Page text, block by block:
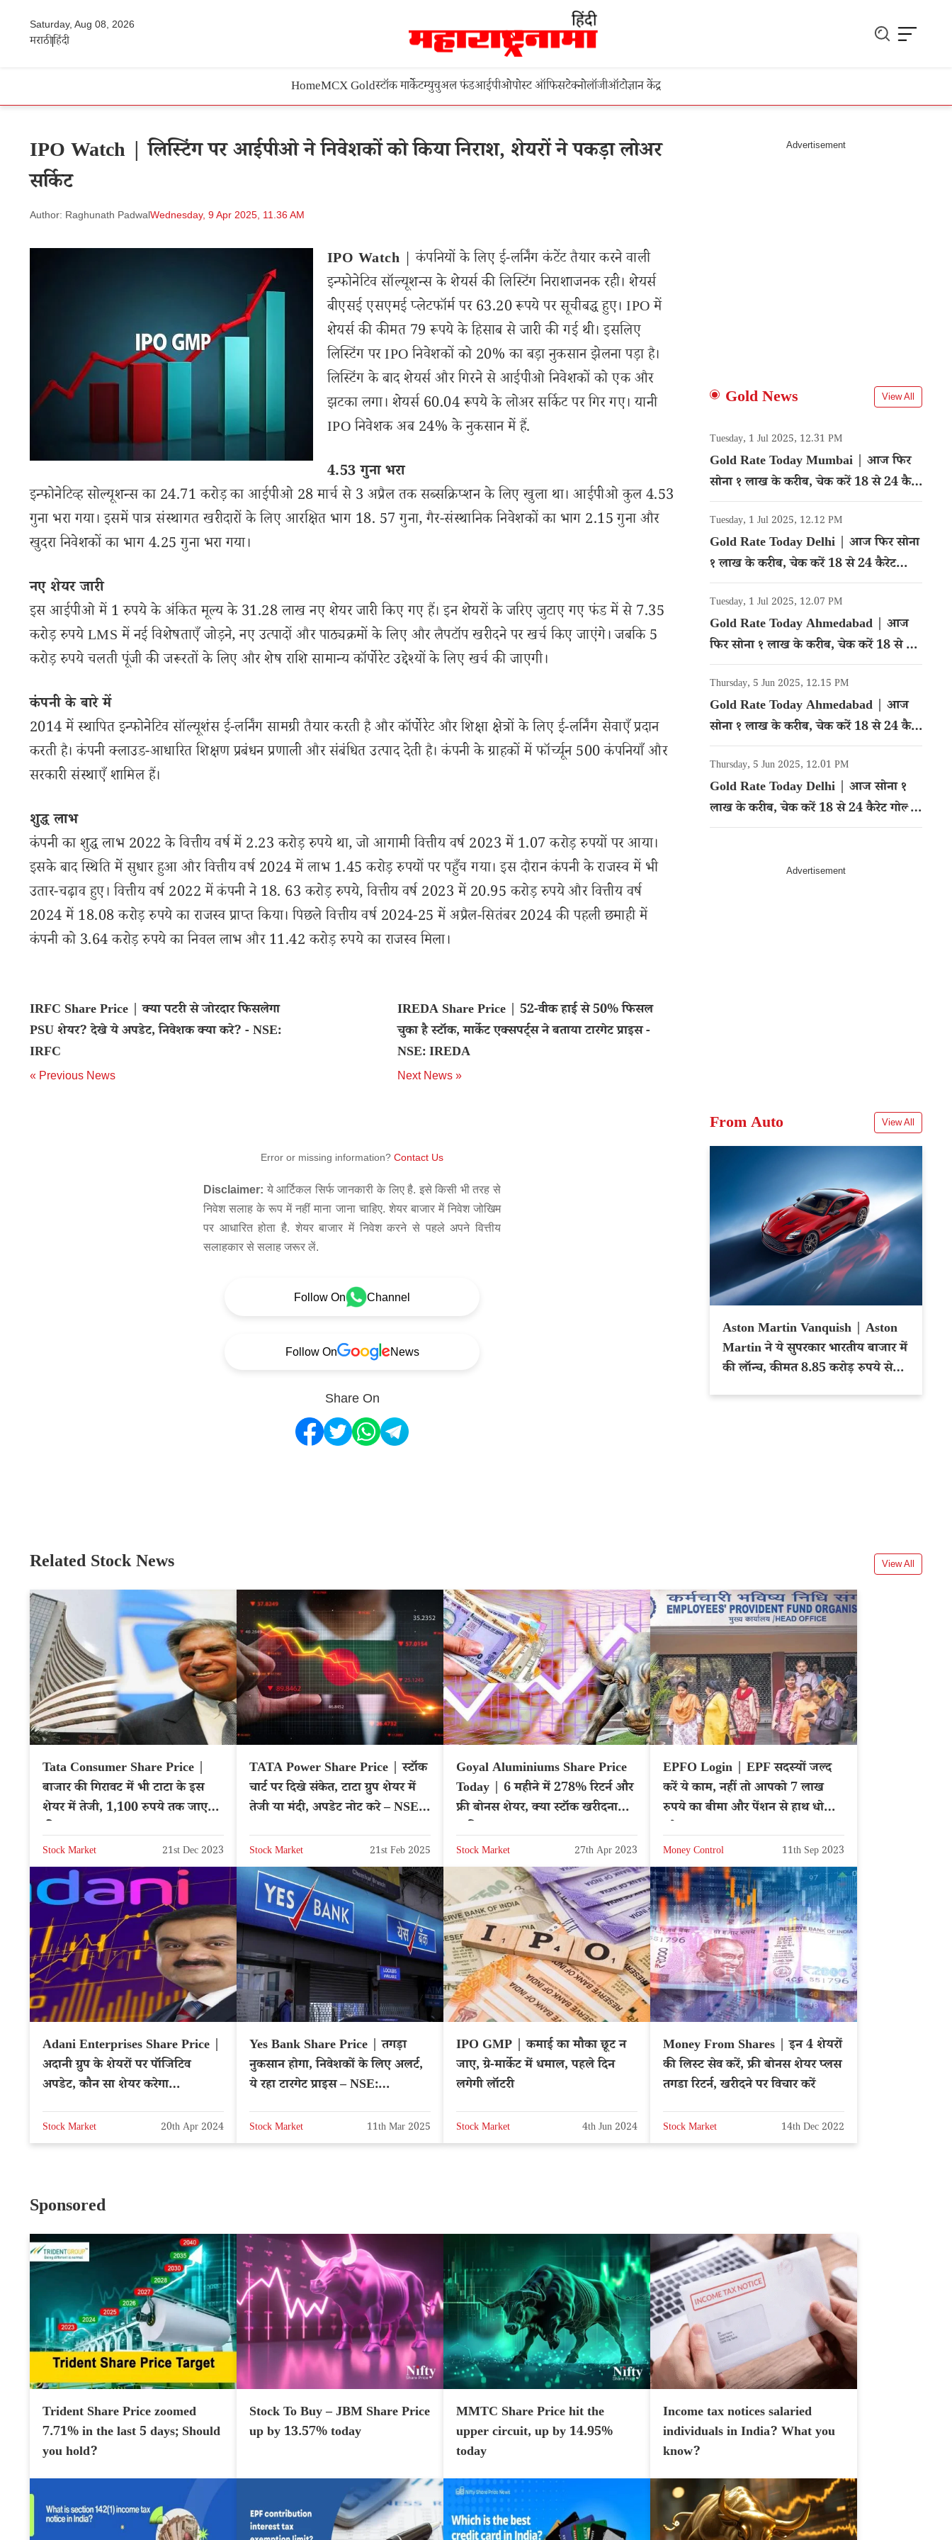
Saturday, Aug 08, 2026
मराठीहिंदी
HomeMCX Goldस्टॉक मार्केटम्युचुअल फंडआईपीओपोस्ट ऑफिसटेक्नोलॉजीऑटोज्ञान केंद्र
IPO Watch | लिस्टिंग पर आईपीओ ने निवेशकों को किया निराश, शेयरों ने पकड़ा लोअर
सर्किट
Author: Raghunath PadwalWednesday, 9 Apr 2025, 11.36 AM
IPO Watch | कंपनियों के लिए ई-लर्निंग कंटेंट तैयार करने वाली
इन्फोनेटिव सॉल्यूशन्स के शेयर्स की लिस्टिंग निराशाजनक रही। शेयर्स
बीएसई एसएमई प्लेटफॉर्म पर 63.20 रूपये पर सूचीबद्ध हुए। IPO में
शेयर्स की कीमत 79 रूपये के हिसाब से जारी की गई थी। इसलिए
लिस्टिंग पर IPO निवेशकों को 20% का बड़ा नुकसान झेलना पड़ा है।
लिस्टिंग के बाद शेयर्स और गिरने से आईपीओ निवेशकों को एक और
झटका लगा। शेयर्स 60.04 रूपये के लोअर सर्किट पर गिर गए। यानी
IPO निवेशक अब 24% के नुकसान में हैं.
4.53 गुना भरा
इन्फोनेटिव्ह सोल्यूशन्स का 24.71 करोड़ का आईपीओ 28 मार्च से 3 अप्रैल तक सब्सक्रिप्शन के लिए खुला था। आईपीओ कुल 4.53
गुना भरा गया। इसमें पात्र संस्थागत खरीदारों के लिए आरक्षित भाग 18. 57 गुना, गैर-संस्थानिक निवेशकों का भाग 2.15 गुना और
खुदरा निवेशकों का भाग 4.25 गुना भरा गया।
नए शेयर जारी
इस आईपीओ में 1 रुपये के अंकित मूल्य के 31.28 लाख नए शेयर जारी किए गए हैं। इन शेयरों के जरिए जुटाए गए फंड में से 7.35
करोड़ रुपये LMS में नई विशेषताएँ जोड़ने, नए उत्पादों और पाठ्यक्रमों के लिए और लैपटॉप खरीदने पर खर्च किए जाएंगे। जबकि 5
करोड़ रुपये चलती पूंजी की जरूरतों के लिए और शेष राशि सामान्य कॉर्पोरेट उद्देश्यों के लिए खर्च की जाएगी।
कंपनी के बारे में
2014 में स्थापित इन्फोनेटिव सॉल्यूशंस ई-लर्निंग सामग्री तैयार करती है और कॉर्पोरेट और शिक्षा क्षेत्रों के लिए ई-लर्निंग सेवाएँ प्रदान
करती है। कंपनी क्लाउड-आधारित शिक्षण प्रबंधन प्रणाली और संबंधित उत्पाद देती है। कंपनी के ग्राहकों में फॉर्च्यून 500 कंपनियाँ और
सरकारी संस्थाएँ शामिल हैं।
शुद्ध लाभ
कंपनी का शुद्ध लाभ 2022 के वित्तीय वर्ष में 2.23 करोड़ रुपये था, जो आगामी वित्तीय वर्ष 2023 में 1.07 करोड़ रुपयों पर आया।
इसके बाद स्थिति में सुधार हुआ और वित्तीय वर्ष 2024 में लाभ 1.45 करोड़ रुपयों पर पहुँच गया। इस दौरान कंपनी के राजस्व में भी
उतार-चढ़ाव हुए। वित्तीय वर्ष 2022 में कंपनी ने 18. 63 करोड़ रुपये, वित्तीय वर्ष 2023 में 20.95 करोड़ रुपये और वित्तीय वर्ष
2024 में 18.08 करोड़ रुपये का राजस्व प्राप्त किया। पिछले वित्तीय वर्ष 2024-25 में अप्रैल-सितंबर 2024 की पहली छमाही में
कंपनी को 3.64 करोड़ रुपये का निवल लाभ और 11.42 करोड़ रुपये का राजस्व मिला।
IRFC Share Price | क्या पटरी से जोरदार फिसलेगा
PSU शेयर? देखे ये अपडेट, निवेशक क्या करे? - NSE:
IRFC
« Previous News
IREDA Share Price | 52-वीक हाई से 50% फिसल
चुका है स्टॉक, मार्केट एक्सपर्ट्स ने बताया टारगेट प्राइस -
NSE: IREDA
Next News »
Error or missing information? Contact Us
Disclaimer: ये आर्टिकल सिर्फ जानकारी के लिए है. इसे किसी भी तरह से
निवेश सलाह के रूप में नहीं माना जाना चाहिए. शेयर बाजार में निवेश जोखिम
पर आधारित होता है. शेयर बाजार में निवेश करने से पहले अपने वित्तीय
सलाहकार से सलाह जरूर लें.
Follow On Channel
Follow On News
Share On
Gold News View All
Tuesday, 1 Jul 2025, 12.31 PM
Gold Rate Today Mumbai | आज फिर
सोना १ लाख के करीब, चेक करें 18 से 24 कैरेट
गोल्ड का रेट
Tuesday, 1 Jul 2025, 12.12 PM
Gold Rate Today Delhi | आज फिर सोना
१ लाख के करीब, चेक करें 18 से 24 कैरेट
गोल्ड का रेट
Tuesday, 1 Jul 2025, 12.07 PM
Gold Rate Today Ahmedabad | आज
फिर सोना १ लाख के करीब, चेक करें 18 से 24
कैरेट गोल्ड का रेट
Thursday, 5 Jun 2025, 12.15 PM
Gold Rate Today Ahmedabad | आज
सोना १ लाख के करीब, चेक करें 18 से 24 कैरेट
गोल्ड का रेट
Thursday, 5 Jun 2025, 12.01 PM
Gold Rate Today Delhi | आज सोना १
लाख के करीब, चेक करें 18 से 24 कैरेट गोल्ड
का रेट
From Auto View All
Aston Martin Vanquish | Aston
Martin ने ये सुपरकार भारतीय बाजार में
की लॉन्च, कीमत 8.85 करोड़ रुपये से
Related Stock News View All
Tata Consumer Share Price |
बाजार की गिरावट में भी टाटा के इस
शेयर में तेजी, 1,100 रुपये तक जाएगी
Stock Market 21st Dec 2023
TATA Power Share Price | स्टॉक
चार्ट पर दिखे संकेत, टाटा ग्रुप शेयर में
तेजी या मंदी, अपडेट नोट करे – NSE:
Stock Market 21st Feb 2025
Goyal Aluminiums Share Price
Today | 6 महीने में 278% रिटर्न और
फ्री बोनस शेयर, क्या स्टॉक खरीदना
Stock Market 27th Apr 2023
EPFO Login | EPF सदस्यों जल्द
करें ये काम, नहीं तो आपको 7 लाख
रुपये का बीमा और पेंशन से हाथ धोना
Money Control 11th Sep 2023
Adani Enterprises Share Price |
अदानी ग्रुप के शेयरों पर पॉजिटिव
अपडेट, कौन सा शेयर करेगा
Stock Market 20th Apr 2024
Yes Bank Share Price | तगड़ा
नुकसान होगा, निवेशकों के लिए अलर्ट,
ये रहा टारगेट प्राइस – NSE:
Stock Market 11th Mar 2025
IPO GMP | कमाई का मौका छूट न
जाए, ग्रे-मार्केट में धमाल, पहले दिन
लगेगी लॉटरी
Stock Market 4th Jun 2024
Money From Shares | इन 4 शेयरों
की लिस्ट सेव करें, फ्री बोनस शेयर प्लस
तगडा रिटर्न, खरीदने पर विचार करें
Stock Market 14th Dec 2022
Sponsored
Trident Share Price zoomed
7.71% in the last 5 days; Should
you hold?
Stock To Buy – JBM Share Price
up by 13.57% today
MMTC Share Price hit the
upper circuit, up by 14.95%
today
Income tax notices salaried
individuals in India? What you
know?